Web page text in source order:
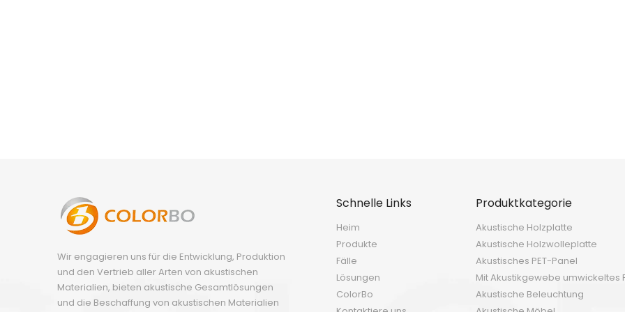
Wir engagieren uns für die Entwicklung, Produktion
und den Vertrieb aller Arten von akustischen
Materialien, bieten akustische Gesamtlösungen
und die Beschaffung von akustischen Materialien
Schnelle Links
Heim
Produkte
Fälle
Lösungen
ColorBo
Produktkategorie
Akustische Holzplatte
Akustische Holzwolleplatte
Akustisches PET-Panel
Mit Akustikgewebe umwickeltes
Akustische Beleuchtung